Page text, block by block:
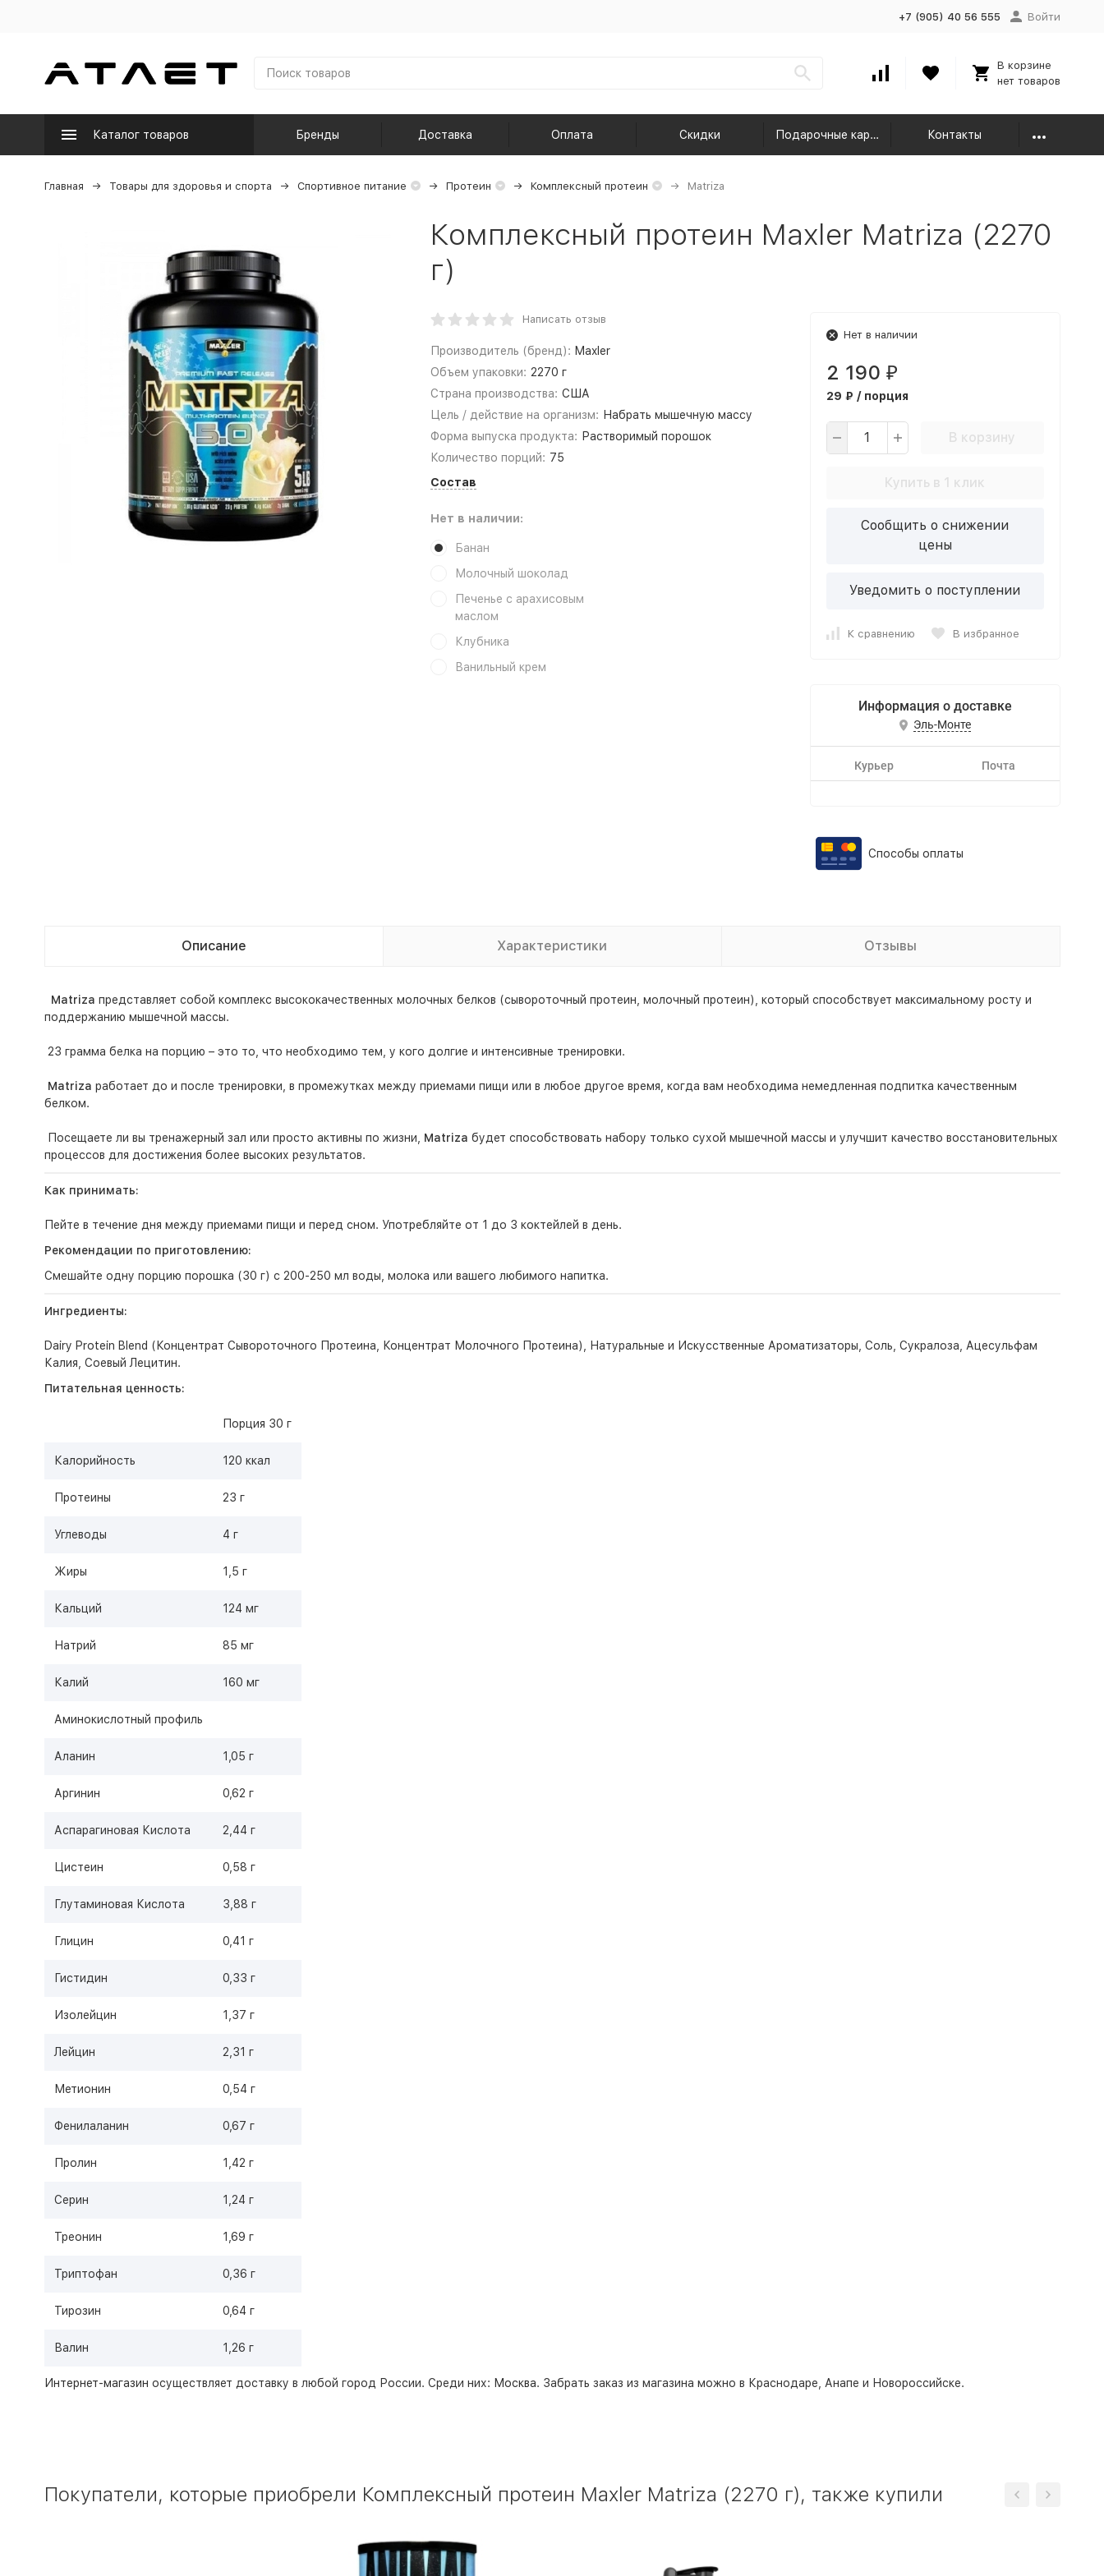
+7 (905) 40 56 555 Войти
В корзине
нет товаров
Каталог товаров Бренды Доставка Оплата Скидки Подарочные карты Контакты
Главная Товары для здоровья и спорта Спортивное питание Протеин Комплексный протеин Matriza
Комплексный протеин Maxler Matriza (2270
г)
Написать отзыв
Производитель (бренд): Maxler
Объем упаковки: 2270 г
Страна производства: США
Цель / действие на организм: Набрать мышечную массу
Форма выпуска продукта: Растворимый порошок
Количество порций: 75
Состав
Нет в наличии:
Банан
Молочный шоколад
Печенье с арахисовым
маслом
Клубника
Ванильный крем
Нет в наличии
2 190 ₽
29 ₽ / порция
В корзину
Купить в 1 клик
Сообщить о снижении
цены
Уведомить о поступлении
К сравнению В избранное
Информация о доставке
Эль-Монте
Курьер Почта
Способы оплаты
Описание Характеристики Отзывы
Matriza представляет собой комплекс высококачественных молочных белков (сывороточный протеин, молочный протеин), который способствует максимальному росту и
поддержанию мышечной массы.
23 грамма белка на порцию – это то, что необходимо тем, у кого долгие и интенсивные тренировки.
Matriza работает до и после тренировки, в промежутках между приемами пищи или в любое другое время, когда вам необходима немедленная подпитка качественным
белком.
Посещаете ли вы тренажерный зал или просто активны по жизни, Matriza будет способствовать набору только сухой мышечной массы и улучшит качество восстановительных
процессов для достижения более высоких результатов.
Как принимать:
Пейте в течение дня между приемами пищи и перед сном. Употребляйте от 1 до 3 коктейлей в день.
Рекомендации по приготовлению:
Смешайте одну порцию порошка (30 г) с 200-250 мл воды, молока или вашего любимого напитка.
Ингредиенты:
Dairy Protein Blend (Концентрат Сывороточного Протеина, Концентрат Молочного Протеина), Натуральные и Искусственные Ароматизаторы, Соль, Сукралоза, Ацесульфам
Калия, Соевый Лецитин.
Питательная ценность:
Порция 30 г
Калорийность 120 ккал
Протеины 23 г
Углеводы 4 г
Жиры 1,5 г
Кальций 124 мг
Натрий 85 мг
Калий 160 мг
Аминокислотный профиль
Аланин 1,05 г
Аргинин 0,62 г
Аспарагиновая Кислота 2,44 г
Цистеин 0,58 г
Глутаминовая Кислота 3,88 г
Глицин 0,41 г
Гистидин 0,33 г
Изолейцин 1,37 г
Лейцин 2,31 г
Метионин 0,54 г
Фенилаланин 0,67 г
Пролин 1,42 г
Серин 1,24 г
Треонин 1,69 г
Триптофан 0,36 г
Тирозин 0,64 г
Валин 1,26 г
Интернет-магазин осуществляет доставку в любой город России. Среди них: Москва. Забрать заказ из магазина можно в Краснодаре, Анапе и Новороссийске.
Покупатели, которые приобрели Комплексный протеин Maxler Matriza (2270 г), также купили